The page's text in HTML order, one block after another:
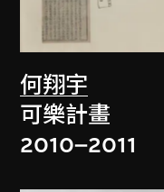
何翔宇
可樂計畫
2010–2011